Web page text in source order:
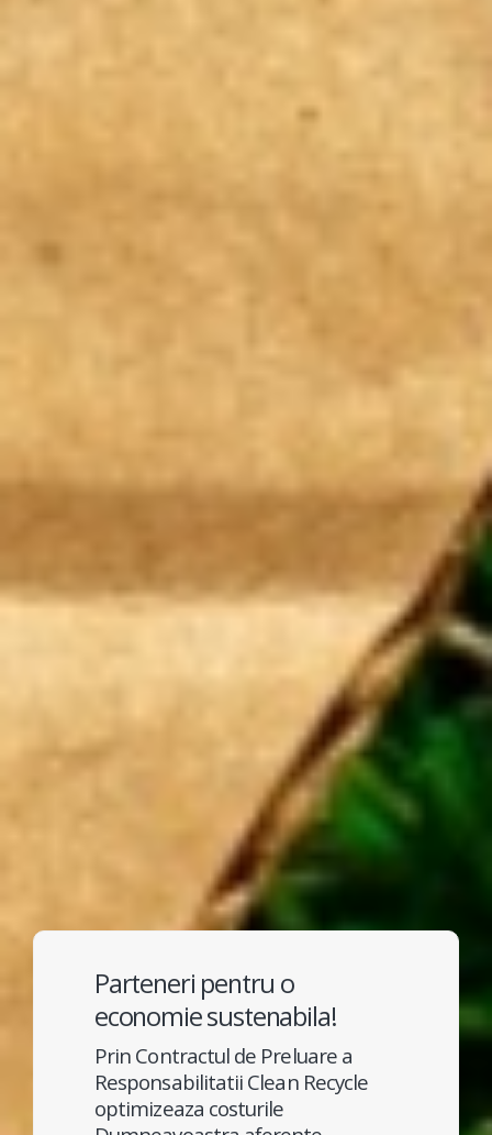
Parteneri pentru o
economie sustenabila!
Prin Contractul de Preluare a
Responsabilitatii Clean Recycle
optimizeaza costurile